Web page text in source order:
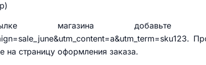
магазина
на страницу оформления заказа.